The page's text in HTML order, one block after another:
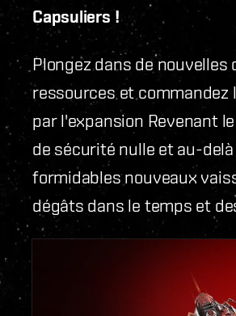
Capsuliers !
Plongez dans de
ressources et
par l'expansion Revenant
de sécurité nulle et au-
formidables nouveaux
dégâts dans le temps et